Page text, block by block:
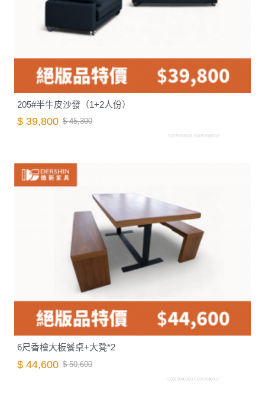
205#半牛皮沙發（1+2人份）
$ 39,800 $ 45,300
S0070008301.S0070008302
6尺香檜大板餐桌+大凳*2
$ 44,600 $ 50,600
C0370046000.C0370046001